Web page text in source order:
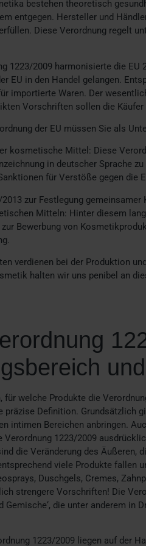
bestehen theoretisch
entgegen. Hersteller und
Diese Verordnung regelt
1223/2009 harmonisierte die EU
EU in den Handel gelangen.
importierte Waren. Der
Vorschriften sollen die
der EU müssen Sie als
kosmetische Mittel: Diese
in deutscher Sprache
für Verstöße gegen die
zur Festlegung
Mitteln: Hinter diesem
Bewerbung von
verdienen bei der Produktion
halten wir uns penibel an
welche Produkte die
präzise Definition. Grundsätzlich
intimen Bereichen anbringen.
1223/2009
die Veränderung des Äußeren,
viele Produkte fallen
Duschgels, Cremes,
strengere Vorschriften! Die
Gemische‘, die unter anderem in
1223/2009 liegen auf der